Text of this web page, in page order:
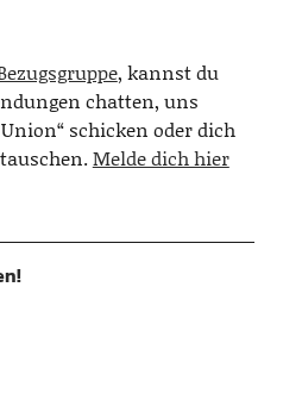
, kannst du
chatten, uns
schicken oder dich
Melde dich hier